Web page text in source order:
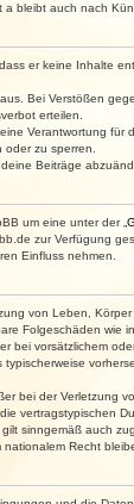
bleibt auch nach
er keine Inhalte
Bei Verstößen
erteilen.
Verantwortung
zu sperren.
Beiträge
um eine unter der „
zur Verfügung
Einfluss nehmen.
von Leben,
Folgeschäden wie
bei vorsätzlichem
bei der Verletzung
vertragstypischen
sinngemäß auch
Recht